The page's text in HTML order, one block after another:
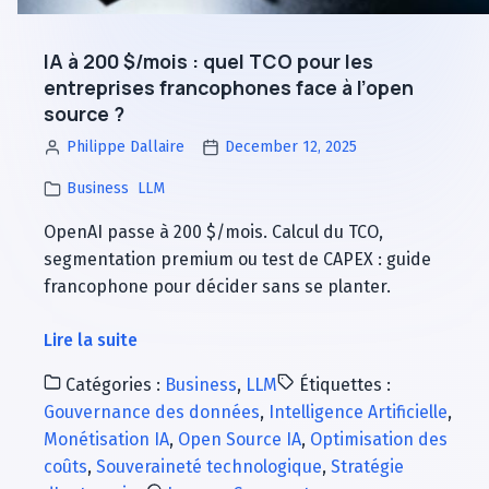
tech
IA à 200 $/mois : quel TCO pour les
entreprises francophones face à l’open
source ?
Philippe Dallaire December 12, 2025
Business LLM
OpenAI passe à 200 $/mois. Calcul du TCO,
segmentation premium ou test de CAPEX : guide
francophone pour décider sans se planter.
Lire la suiteà
de
IA
à
200
Catégories : Business, LLM
Étiquettes :
Gouvernance des données, Intelligence Artificielle,
Monétisation IA, Open Source IA, Optimisation des
coûts, Souveraineté technologique, Stratégie